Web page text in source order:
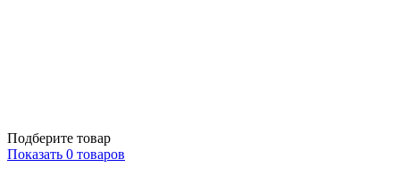
Подберите товар
Показать 0 товаров